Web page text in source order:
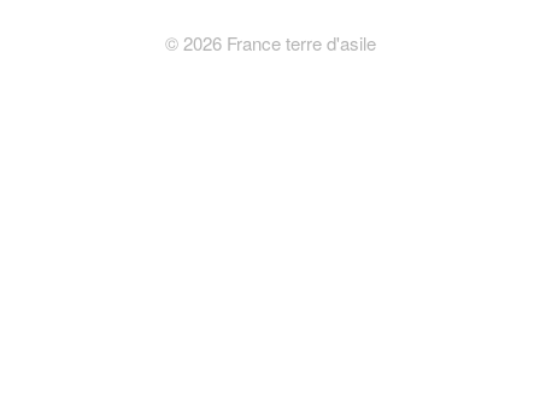
©2026France terre d'asile